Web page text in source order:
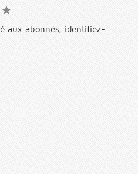
aux abonnés, identifiez-